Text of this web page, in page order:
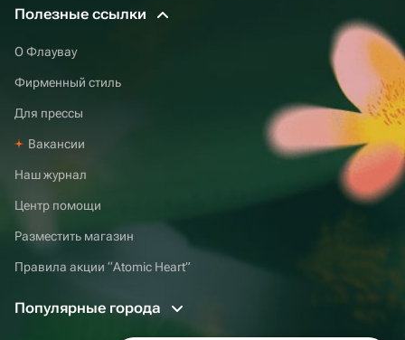
Полезные ссылки
О Флаувау
Фирменный стиль
Для прессы
Вакансии
Наш журнал
Центр помощи
Разместить магазин
Правила акции “Atomic Heart”
Популярные города